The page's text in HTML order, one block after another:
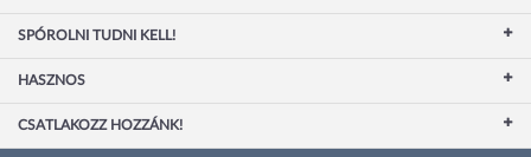
SPÓROLNI TUDNI KELL!
HASZNOS
CSATLAKOZZ HOZZÁNK!